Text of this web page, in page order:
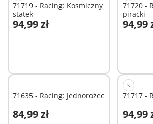
71719 - Racing: Kosmiczny
statek
94,99 zł
Dodaj do koszyka
71720 -
piracki
94,99
Dodaj
71635 - Racing: Jednorożec
84,99 zł
Dodaj do koszyka
S
71717 -
94,99
Dodaj